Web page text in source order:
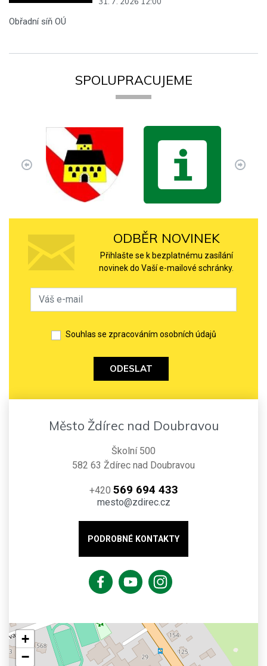
Obřadní síň OÚ
SPOLUPRACUJEME
ODBĚR NOVINEK
Přihlašte se k bezplatnému zasílání
novinek do Vaší e-mailové schránky.
Souhlas se zpracováním osobních údajů
ODESLAT
Město Ždírec nad Doubravou
Školní 500
582 63 Ždírec nad Doubravou
+420 569 694 433
mesto@zdirec.cz
PODROBNÉ KONTAKTY
+
−